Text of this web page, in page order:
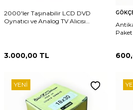
2000'ler Taşınabilir LCD DVD
Oynatıcı ve Analog TV Alıcısı
3.000,00 TL
YENI